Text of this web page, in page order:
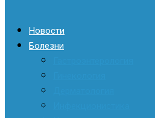
Новости
Болезни